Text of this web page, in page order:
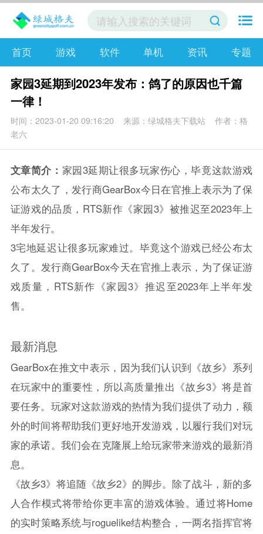
首页 游戏 软件 单机 资讯 专题
家园3延期到2023年发布：鸽了的原因也千篇
一律！
时间：2023-01-20 09:16:20 来源：绿城格夫下载站
作者：格
老六
文章简介： 家园3延期让很多玩家伤心，毕竟这款游戏
公布太久了，发行商GearBox今日在官推上表示为了保
证游戏的品质，RTS新作《家园3》被推迟至2023年上
半年发行。
3宅地延迟让很多玩家难过。毕竟这个游戏已经公布太
久了。发行商GearBox今天在官推上表示，为了保证游
戏质量，RTS新作《家园3》推迟至2023年上半年发
售。
最新消息
GearBox在推文中表示，因为我们认识到《故乡》系列
在玩家中的重要性，所以高质量推出《故乡3》将是首
要任务。玩家对这款游戏的热情为我们提供了动力，额
外的时间将帮助我们更好地开发游戏，以履行我们对玩
家的承诺。我们会在克隆展上给玩家带来游戏的最新消
息。
《故乡3》将追随《故乡2》的脚步。除了战斗，新的多
人合作模式将带给你更丰富的游戏体验。通过将Home
的实时策略系统与roguelike结构整合，一两名指挥官将